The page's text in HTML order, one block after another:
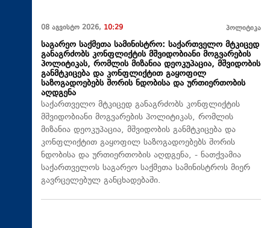
08 აგვისტო 2026, 10:29 პოლიტიკა
საგარეო საქმეთა სამინისტრო: საქართველო მტკიცედ
განაგრძობს კონფლიქტის მშვიდობიანი მოგვარების
პოლიტიკას, რომლის მიზანია დეოკუპაცია, მშვიდობის
განმტკიცება და კონფლიქტით გაყოფილ
საზოგადოებებს შორის ნდობისა და ურთიერთობის
აღდგენა
საქართველო მტკიცედ განაგრძობს კონფლიქტის
მშვიდობიანი მოგვარების პოლიტიკას, რომლის
მიზანია დეოკუპაცია, მშვიდობის განმტკიცება და
კონფლიქტით გაყოფილ საზოგადოებებს შორის
ნდობისა და ურთიერთობის აღდგენა, - ნათქვამია
საქართველოს საგარეო საქმეთა სამინისტროს მიერ
გავრცელებულ განცხადებაში.